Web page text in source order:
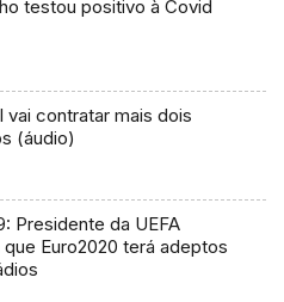
testou positivo à Covid
vai contratar mais dois
(áudio)
Presidente da UEFA
Euro2020 terá adeptos